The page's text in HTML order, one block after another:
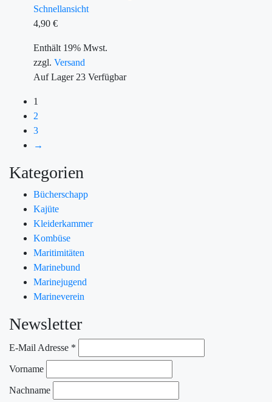
Schnellansicht
4,90 €
Enthält 19% Mwst.
zzgl. Versand
Auf Lager23 Verfügbar
1
2
3
→
Kategorien
Bücherschapp
Kajüte
Kleiderkammer
Kombüse
Maritimitäten
Marinebund
Marinejugend
Marineverein
Newsletter
E-Mail Adresse *
Vorname
Nachname